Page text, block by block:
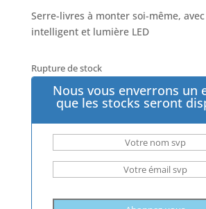
Serre-livres à monter soi-même,
intelligent et lumière LED
Rupture de stock
Nous vous enverrons un
que les stocks seront